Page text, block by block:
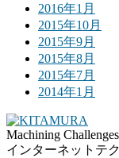
2016年1月
2015年10月
2015年9月
2015年8月
2015年7月
2014年1月
Machining
インターネットテ